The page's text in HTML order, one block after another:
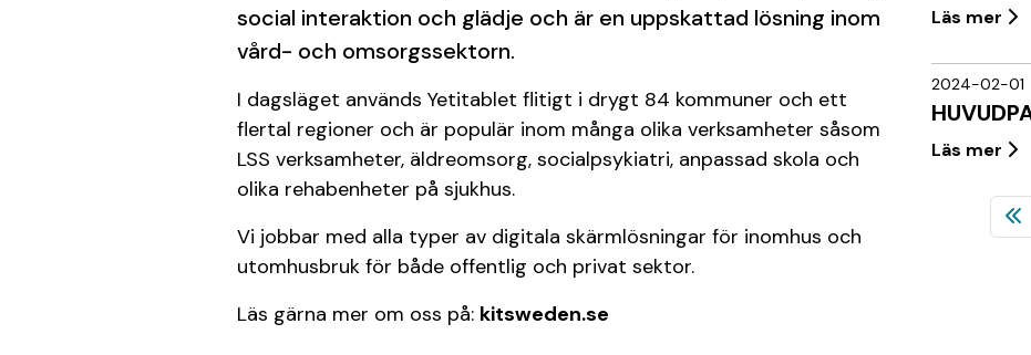
social interaktion och glädje och är en uppskattad lösning inom
vård- och omsorgssektorn.
I dagsläget används Yetitablet flitigt i drygt 84 kommuner och ett
flertal regioner och är populär inom många olika verksamheter såsom
LSS verksamheter, äldreomsorg, socialpsykiatri, anpassad skola och
olika rehabenheter på sjukhus.
Vi jobbar med alla typer av digitala skärmlösningar för inomhus och
utomhusbruk för både offentlig och privat sektor.
Läs gärna mer om oss på: kitsweden.se
Läs mer
2024-02-01
Läs mer